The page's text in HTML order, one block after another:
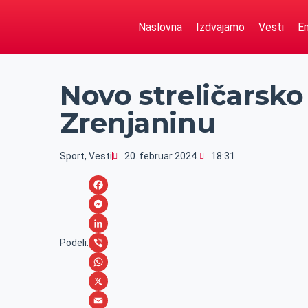
Naslovna Izdvajamo Vesti
Novo
Zrenjaninu
Sport,Vesti 20. februar 2024. 18:31
Podeli:
F
a
c
e
b
o
M
e
s
s
e
L
i
n
k
V
i
b
W
h
X